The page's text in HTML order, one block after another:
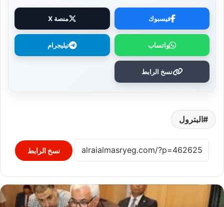
فيسبوك منصة X
واتساب تيليجرام
نسخ الرابط
البترول
نسخ الرابط